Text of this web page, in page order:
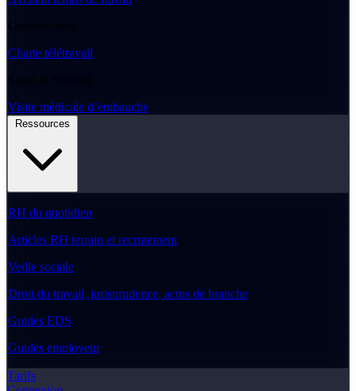
Gouvernance
Charte télétravail
Santé & Sécurité
Visite médicale d’embauche
RH du quotidien
Articles RH terrain et recrutement
Veille sociale
Droit du travail, jurisprudence, actus de branche
Guides EDS
Guides employeur
Tarifs